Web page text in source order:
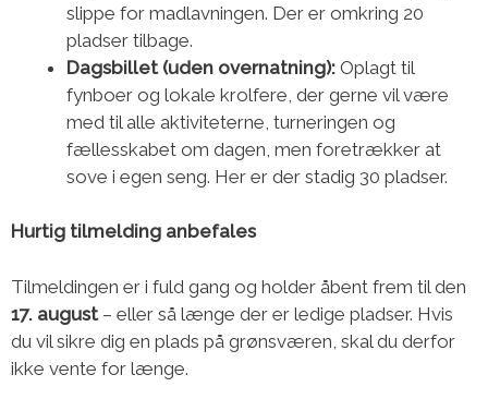
slippe for madlavningen. Der er omkring 20
pladser tilbage.
Dagsbillet (uden overnatning): Oplagt til
fynboer og lokale krolfere, der gerne vil være
med til alle aktiviteterne, turneringen og
fællesskabet om dagen, men foretrækker at
sove i egen seng. Her er der stadig 30 pladser.
Hurtig tilmelding anbefales
Tilmeldingen er i fuld gang og holder åbent frem til den
17. august– eller så længe der er ledige pladser. Hvis
du vil sikre dig en plads på grønsværen, skal du derfor
ikke vente for længe.